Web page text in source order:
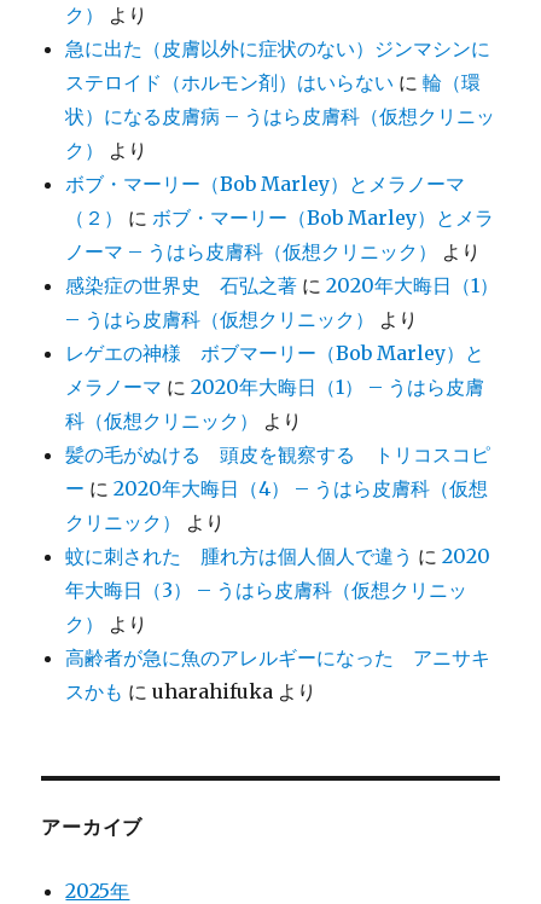
ク）
より
急に出た（皮膚以外に症状のない）ジンマシンに
ステロイド（ホルモン剤）はいらない に輪（環
状）になる皮膚病 – うはら皮膚科（仮想クリニッ
ク）
より
ボブ・マーリー（Bob Marley）とメラノーマ
（２）
に ボブ・マーリー（Bob Marley）とメラ
ノーマ – うはら皮膚科（仮想クリニック）
より
感染症の世界史 石弘之著 に2020年大晦日（1）
– うはら皮膚科（仮想クリニック）
より
レゲエの神様 ボブマーリー（Bob Marley）と
メラノーマ に2020年大晦日（1） – うはら皮膚
科（仮想クリニック）
より
髪の毛がぬける 頭皮を観察する トリコスコピ
ー に2020年大晦日（4） – うはら皮膚科（仮想
クリニック）
より
蚊に刺された 腫れ方は個人個人で違う に2020
年大晦日（3） – うはら皮膚科（仮想クリニッ
ク）
より
高齢者が急に魚のアレルギーになった アニサキ
スかも にuharahifuka より
アーカイブ
2025年